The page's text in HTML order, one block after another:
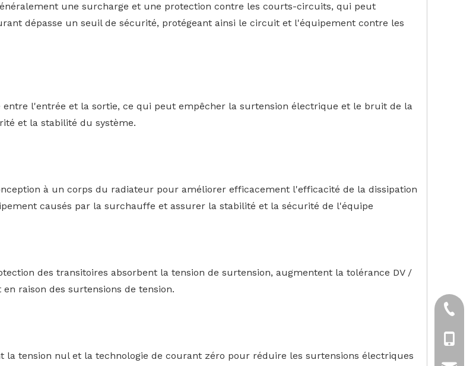
une surcharge et une protection contre les courts-circuits, qui peut
dépasse un seuil de sécurité, protégeant ainsi le circuit et l'équipement contre les
l'entrée et la sortie, ce qui peut empêcher la surtension électrique et le bruit de la
et la stabilité du système.
à un corps du radiateur pour améliorer efficacement l'efficacité de la dissipation
causés par la surchauffe et assurer la stabilité et la sécurité de l'équipe
des transitoires absorbent la tension de surtension, augmentent la tolérance DV /
raison des surtensions de tension.
la tension nul et la technologie de courant zéro pour réduire les surtensions électriques
+86-